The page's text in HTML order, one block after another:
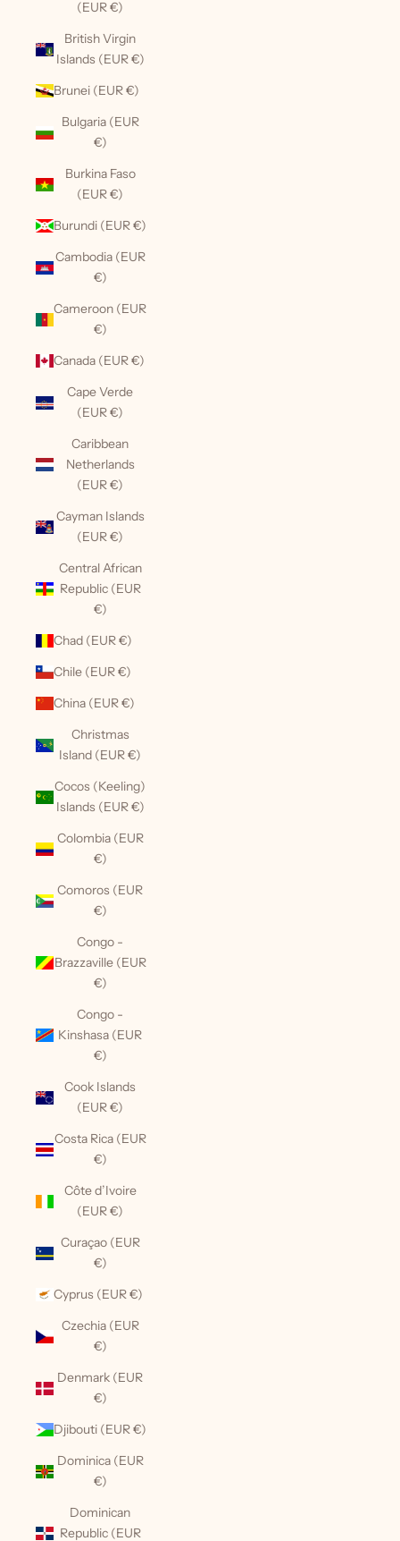
(EUR €)
British Virgin
Islands (EUR €)
Brunei (EUR €)
Bulgaria (EUR
€)
Burkina Faso
(EUR €)
Burundi (EUR €)
Cambodia (EUR
€)
Cameroon (EUR
€)
Canada (EUR €)
Cape Verde
(EUR €)
Caribbean
Netherlands
(EUR €)
Cayman Islands
(EUR €)
Central African
Republic (EUR
€)
Chad (EUR €)
Chile (EUR €)
China (EUR €)
Christmas
Island (EUR €)
Cocos (Keeling)
Islands (EUR €)
Colombia (EUR
€)
Comoros (EUR
€)
Congo -
Brazzaville (EUR
€)
Congo -
Kinshasa (EUR
€)
Cook Islands
(EUR €)
Costa Rica (EUR
€)
Côte d’Ivoire
(EUR €)
Curaçao (EUR
€)
Cyprus (EUR €)
Czechia (EUR
€)
Denmark (EUR
€)
Djibouti (EUR €)
Dominica (EUR
€)
Dominican
Republic (EUR